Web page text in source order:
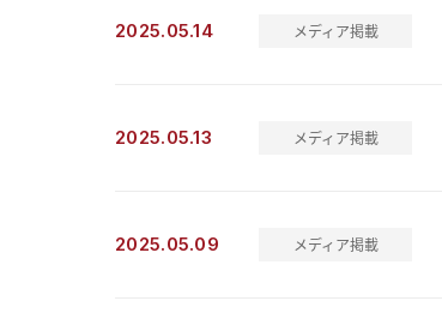
2025.05.14 メディア掲載
2025.05.13 メディア掲載
2025.05.09 メディア掲載